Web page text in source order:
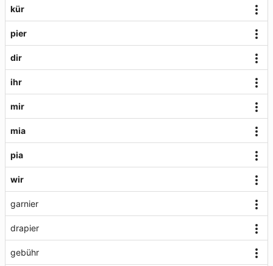
kür
pier
dir
ihr
mir
mia
pia
wir
garnier
drapier
gebühr